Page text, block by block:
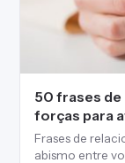
50 frases
forças para
Frases de
abismo entre